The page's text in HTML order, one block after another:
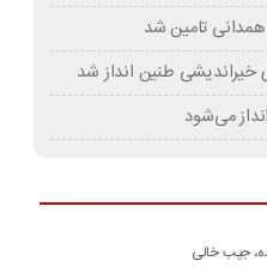
همدانی تامین شد
طنین انداز شد
می‌شود
جیب خالی